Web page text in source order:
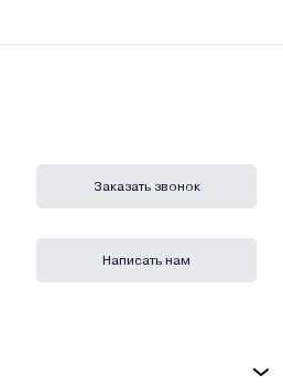
расчет. А также в кредит,
самые выгодные условия от
Kolner
«Симбирск-Кроун».
Москва, Россия
"ХартГруппСервис", 220019,
оплаты и доставки товара можно
Заказать звонок
Написать нам